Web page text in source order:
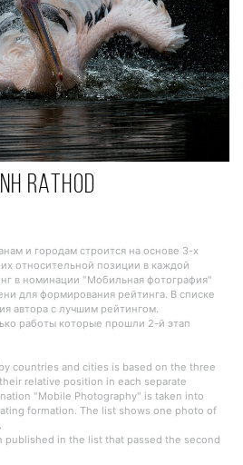
Rathod
и городам строится на основе 3-х
относительной позиции в каждой
в номинации "Мобильная фотография"
для формирования рейтинга. В списке
автора с лучшим рейтингом.
работы которые прошли 2-й этап
countries and cities is based on the three
relative position in each separate
"Mobile Photography" is taken into
formation. The list shows one photo of
published in the list that passed the second